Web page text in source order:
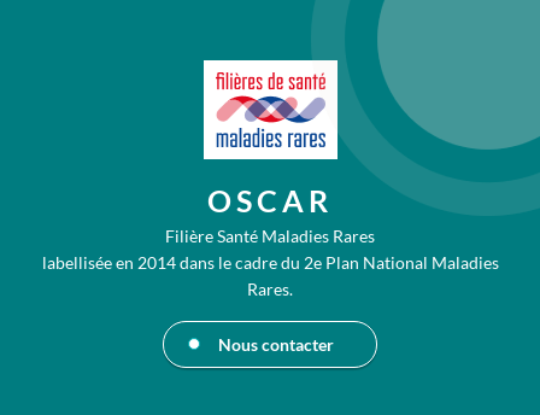
OSCAR
Filière Santé Maladies Rares
labellisée en 2014 dans le cadre du 2e Plan National Maladies
Rares.
Nous contacter